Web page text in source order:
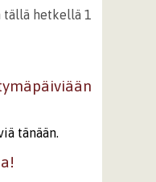
tällä hetkellä 1
tänään.